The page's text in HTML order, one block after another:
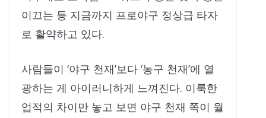
이끄는 등 지금까지 프로야구 정상급 타자
로 활약하고 있다.
사람들이 ‘야구 천재’보다 ‘농구 천재’에 열
광하는 게 아이러니하게 느껴진다. 이룩한
업적의 차이만 놓고 보면 야구 천재 쪽이 월